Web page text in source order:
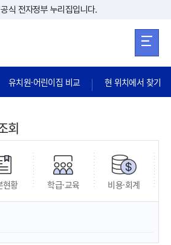
본문 바로가기
식 전자정부 누리집입니다.
유치원·어린이집 비교 현 위치에서 찾기
회
현황 학급·교육 비용·회계